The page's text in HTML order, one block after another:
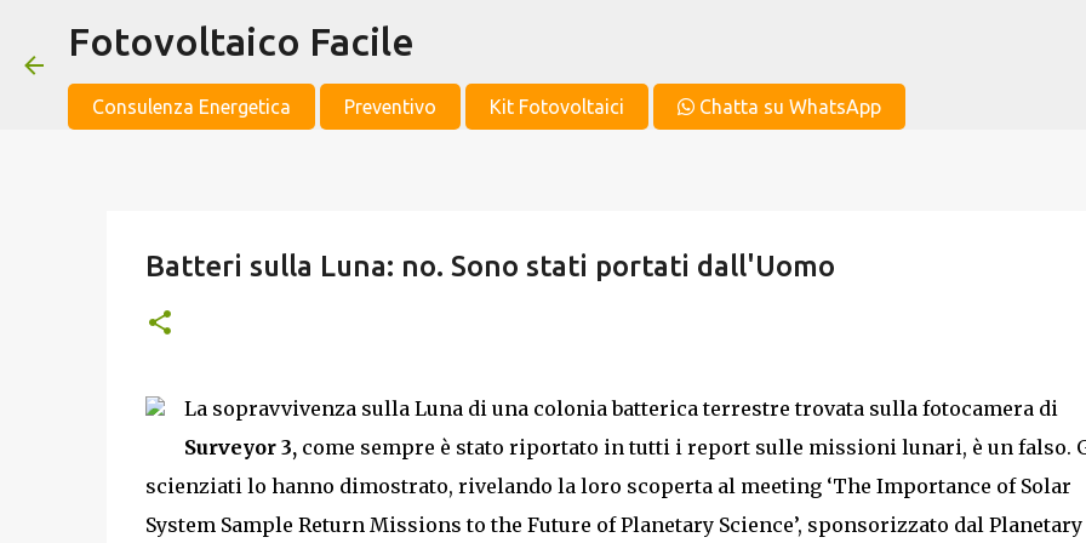
Fotovoltaico Facile
Consulenza Energetica Preventivo Kit Fotovoltaici Chatta su WhatsApp
Batteri sulla Luna: no. Sono stati portati dall'Uomo
La sopravvivenza sulla Luna di una colonia batterica terrestre trovata sulla fotocamera di
Surveyor 3,come sempre è stato riportato in tutti i report sulle missioni lunari, è un falso.
scienziati lo hanno dimostrato, rivelando la loro scoperta al meeting ‘The Importance of Solar
System Sample Return Missions to the Future of Planetary Science’, sponsorizzato dal Planetary